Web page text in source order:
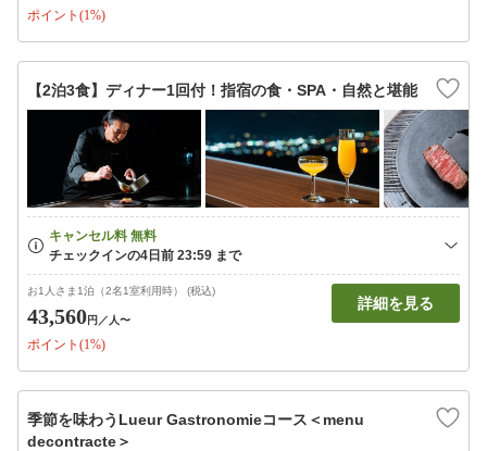
ポイント(1%)
【2泊3食】ディナー1回付！指宿の食・SPA・自然と堪能
お1人さま1泊（2名1室利用時） (税込)
43,560円 ／人〜
ポイント(1%)
詳細を見る
季節を味わうLueur Gastronomieコース＜menu
decontracte＞